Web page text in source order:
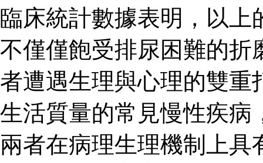
臨床統計數據表明，以上
不僅僅飽受排尿困難的折
者遭遇生理與心理的雙重
生活質量的常見慢性疾病
兩者在病理生理機制上